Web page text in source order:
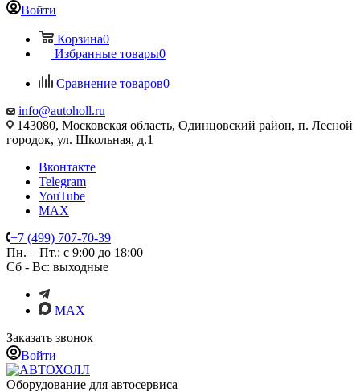
Войти
Корзина0
Избранные товары0
Сравнение товаров0
info@autoholl.ru
143080, Московская область, Одинцовский район, п. Лесной
городок, ул. Школьная, д.1
Вконтакте
Telegram
YouTube
MAX
+7 (499) 707-70-39
Пн. – Пт.: с 9:00 до 18:00
Сб - Вс: выходные
MAX
Заказать звонок
Войти
Оборудование для автосервиса